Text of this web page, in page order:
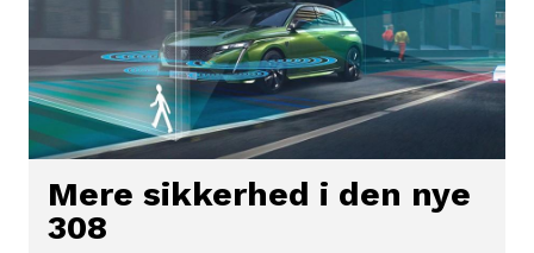
Mere sikkerhed i den nye
308